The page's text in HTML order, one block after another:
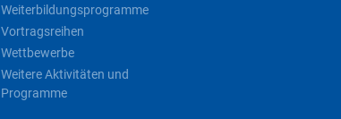
Weiterbildungsprogramme
Vortragsreihen
Wettbewerbe
Weitere Aktivitäten und
Programme